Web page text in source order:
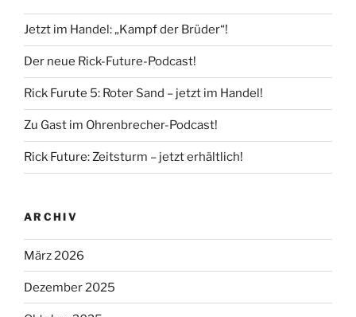
Jetzt im Handel: „Kampf der Brüder“!
Der neue Rick-Future-Podcast!
Rick Furute 5: Roter Sand – jetzt im Handel!
Zu Gast im Ohrenbrecher-Podcast!
Rick Future: Zeitsturm – jetzt erhältlich!
ARCHIV
März 2026
Dezember 2025